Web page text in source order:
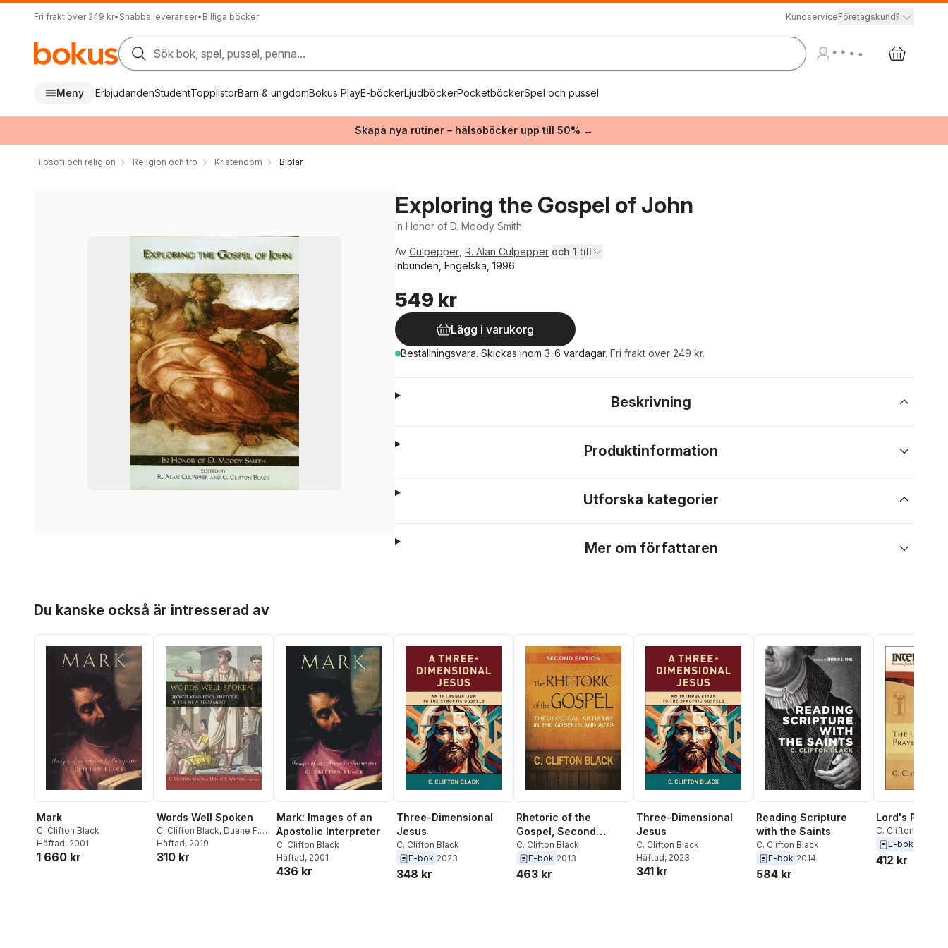
Fri frakt över 249 kr• Snabba leveranser• Billiga böcker KundserviceFöretagskund?
Sök bok, spel, pussel, penna...
Meny ErbjudandenStudentTopplistorBarn & ungdomBokus PlayE-böckerLjudböckerPocketböckerSpel och pussel
Skapa nya rutiner – hälsoböcker upp till 50% →
Filosofi och religion Religion och tro Kristendom Biblar
Exploring the Gospel of John
In Honor of D. Moody Smith
Av Culpepper R. Alan Culpepper och 1 till
Inbunden, Engelska, 1996
549 kr
Lägg i varukorg
Beställningsvara. Skickas inom 3-6 vardagar. Fri frakt över 249 kr.
Beskrivning
Produktinformation
Utforska kategorier
Mer om författaren
Du kanske också är intresserad av
Mark
C. Clifton Black
Häftad, 2001
1 660 kr
Words Well Spoken
C. Clifton Black, Duane F.
Watson
Häftad, 2019
310 kr
Mark: Images of an
Apostolic Interpreter
C. Clifton Black
Häftad, 2001
436 kr
Three-Dimensional
Jesus
C. Clifton Black
E-bok 2023
348 kr
Rhetoric of the
Gospel, Second
Edition
C. Clifton Black
E-bok 2013
463 kr
Three-Dimensional
Jesus
C. Clifton Black
Häftad, 2023
341 kr
Reading Scripture
with the Saints
C. Clifton Black
E-bok 2014
584 kr
Lord's Prayer
C. Clifton Black
E-bok
412 kr